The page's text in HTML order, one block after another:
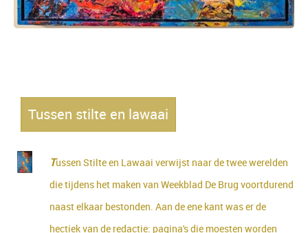
Tussen stilte en lawaai
Tussen Stilte en Lawaai verwijst naar de twee werelden
die tijdens het maken van Weekblad De Brug voortdurend
naast elkaar bestonden. Aan de ene kant was er de
hectiek van de redactie: pagina's die moesten worden